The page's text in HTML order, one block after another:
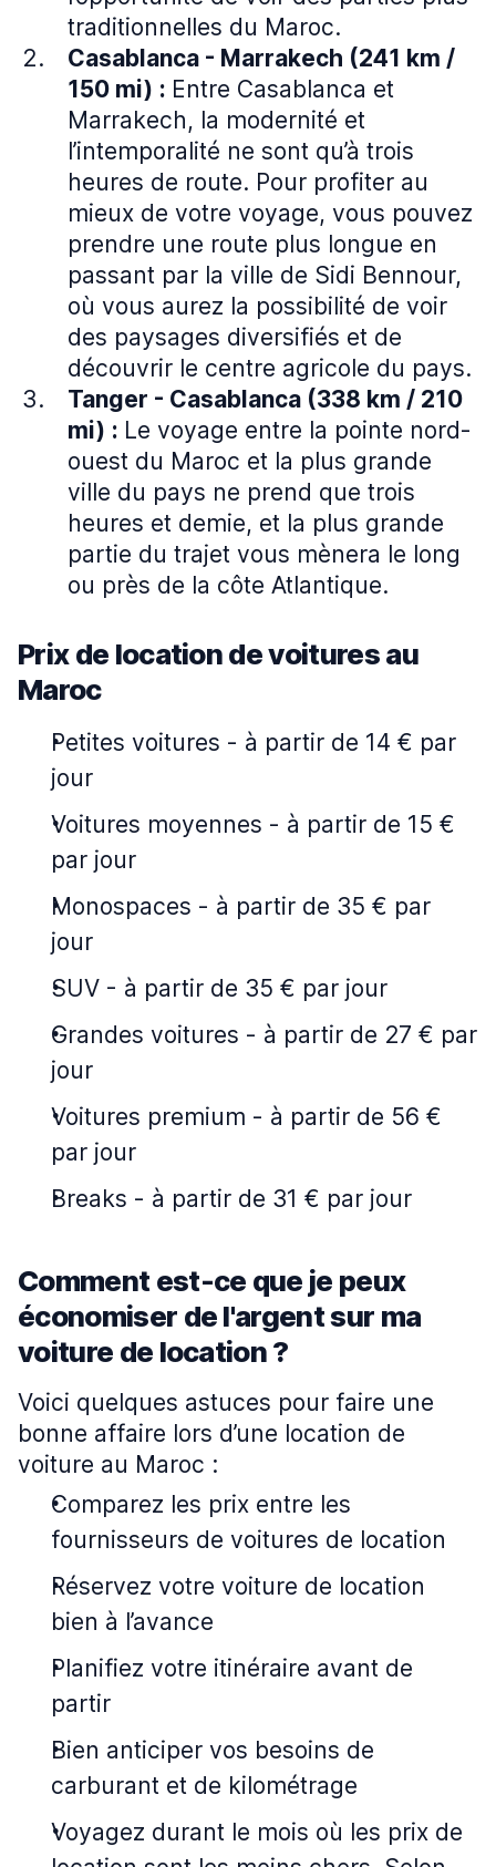
traditionnelles du Maroc.
Casablanca - Marrakech (241 km /
150 mi) : Entre Casablanca et
Marrakech, la modernité et
l’intemporalité ne sont qu’à trois
heures de route. Pour profiter au
mieux de votre voyage, vous pouvez
prendre une route plus longue en
passant par la ville de Sidi Bennour,
où vous aurez la possibilité de voir
des paysages diversifiés et de
découvrir le centre agricole du pays.
Tanger - Casablanca (338 km / 210
mi) : Le voyage entre la pointe nord-
ouest du Maroc et la plus grande
ville du pays ne prend que trois
heures et demie, et la plus grande
partie du trajet vous mènera le long
ou près de la côte Atlantique.
Prix de location de voitures au
Maroc
Petites voitures - à partir de 14 € par
jour
Voitures moyennes - à partir de 15 €
par jour
Monospaces - à partir de 35 € par
jour
SUV - à partir de 35 € par jour
Grandes voitures - à partir de 27 € par
jour
Voitures premium - à partir de 56 €
par jour
Breaks - à partir de 31 € par jour
Comment est-ce que je peux
économiser de l'argent sur ma
voiture de location ?
Voici quelques astuces pour faire une
bonne affaire lors d’une location de
voiture au Maroc :
Comparez les prix entre les
fournisseurs de voitures de location
Réservez votre voiture de location
bien à l’avance
Planifiez votre itinéraire avant de
partir
Bien anticiper vos besoins de
carburant et de kilométrage
Voyagez durant le mois où les prix de